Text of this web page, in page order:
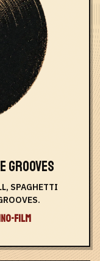
GROOVES
SPAGHETTI
FILM